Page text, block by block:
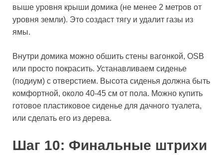
выше уровня крыши домика (не менее 2 метров от
уровня земли). Это создаст тягу и удалит газы из
ямы.
Внутри домика можно обшить стены вагонкой, OSB
или просто покрасить. Устанавливаем сиденье
(подиум) с отверстием. Высота сиденья должна быть
комфортной, около 40-45 см от пола. Можно купить
готовое пластиковое сиденье для дачного туалета,
или сделать его из дерева.
Шаг 10: Финальные штрихи